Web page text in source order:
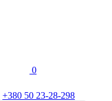
0
+380 50 23-28-298